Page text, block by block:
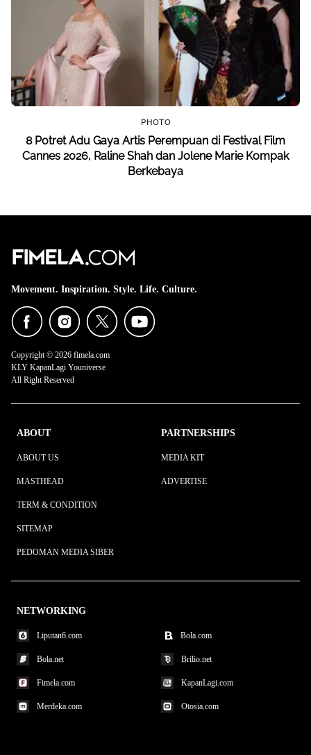
PHOTO
8 Potret Adu Gaya Artis Perempuan di Festival Film
Cannes 2026, Raline Shah dan Jolene Marie Kompak
Berkebaya
Movement. Inspiration. Style. Life. Culture.
Copyright © 2026 fimela.com
KLY KapanLagi Youniverse
All Right Reserved
ABOUT
ABOUT US
MASTHEAD
TERM & CONDITION
SITEMAP
PEDOMAN MEDIA SIBER
PARTNERSHIPS
MEDIA KIT
ADVERTISE
NETWORKING
Liputan6.com Bola.com
Bola.net Brilio.net
Fimela.com KapanLagi.com
Merdeka.com Otosia.com